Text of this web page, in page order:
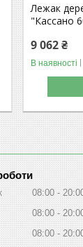
Лежак
"Кассано
9 062 ₴
В наявності
08:00
08:00
08:00